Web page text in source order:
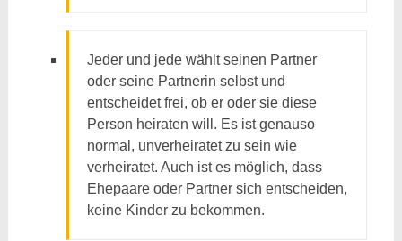
Jeder und jede wählt seinen Partner
oder seine Partnerin selbst und
entscheidet frei, ob er oder sie diese
Person heiraten will. Es ist genauso
normal, unverheiratet zu sein wie
verheiratet. Auch ist es möglich, dass
Ehepaare oder Partner sich entscheiden,
keine Kinder zu bekommen.